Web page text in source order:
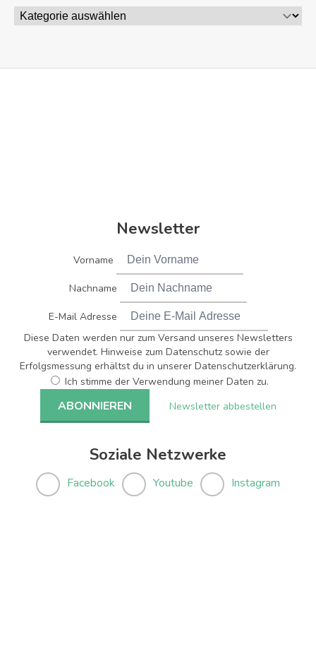
Newsletter
Vorname
Nachname
E-Mail Adresse
Diese Daten werden nur zum Versand unseres Newsletters
verwendet. Hinweise zum Datenschutz sowie der
Erfolgsmessung erhältst du in unserer Datenschutzerklärung.
Ich stimme der Verwendung meiner Daten zu.
Newsletter abbestellen
Soziale Netzwerke
Facebook Youtube Instagram